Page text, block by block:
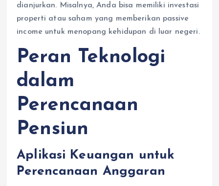
dianjurkan. Misalnya, Anda bisa memiliki investasi
properti atau saham yang memberikan passive
income untuk menopang kehidupan di luar negeri.
Peran Teknologi
dalam
Perencanaan
Pensiun
Aplikasi Keuangan untuk
Perencanaan Anggaran